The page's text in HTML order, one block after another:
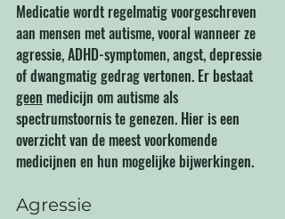
Medicatie wordt regelmatig voorgeschreven
aan mensen met autisme, vooral wanneer ze
agressie, ADHD-symptomen, angst, depressie
of dwangmatig gedrag vertonen. Er bestaat
geen medicijn om autisme als
spectrumstoornis te genezen. Hier is een
overzicht van de meest voorkomende
medicijnen en hun mogelijke bijwerkingen.
Agressie